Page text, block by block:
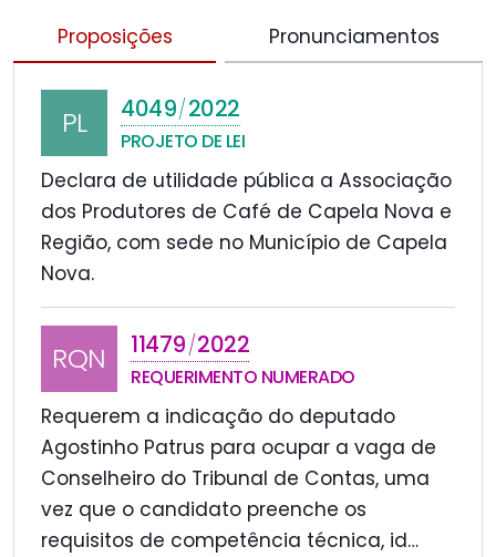
Proposições Pronunciamentos
PL 4049/2022
PROJETO DE LEI
Declara de utilidade pública a Associação
dos Produtores de Café de Capela Nova e
Região, com sede no Município de Capela
Nova.
RQN 11479/2022
REQUERIMENTO NUMERADO
Requerem a indicação do deputado
Agostinho Patrus para ocupar a vaga de
Conselheiro do Tribunal de Contas, uma
vez que o candidato preenche os
requisitos de competência técnica, id…